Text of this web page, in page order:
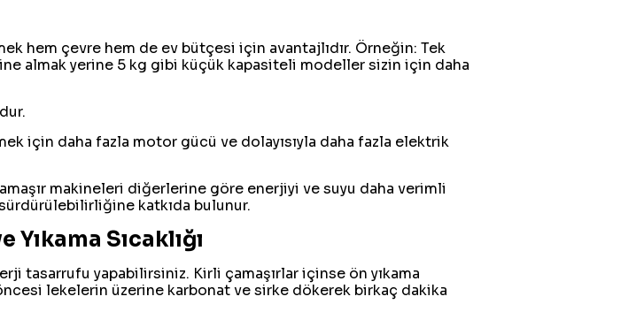
hem çevre hem de ev bütçesi için avantajlıdır. Örneğin: Tek
almak yerine 5 kg gibi küçük kapasiteli modeller sizin için daha
için daha fazla motor gücü ve dolayısıyla daha fazla elektrik
makineleri diğerlerine göre enerjiyi ve suyu daha verimli
katkıda bulunur.
Yıkama Sıcaklığı
tasarrufu yapabilirsiniz. Kirli çamaşırlar içinse ön yıkama
lekelerin üzerine karbonat ve sirke dökerek birkaç dakika